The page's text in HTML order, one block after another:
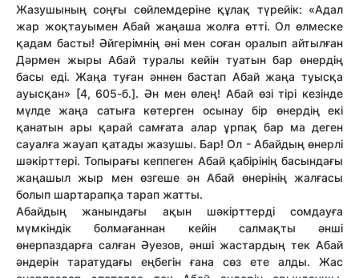
Жазушының соңғы сөйлемдеріне құлақ түрейік: «Адал
жар жоқтауымен Абай жаңаша жолға өтті. Ол өлмеске
қадам басты! Әйгерімнің әні мен соған оралып айтылған
Дәрмен жыры Абай туралы кейін туатын бар өнердің
басы еді. Жаңа туған әннен бастап Абай жаңа туысқа
ауысқан» [4, 605-б.]. Ән мен өлең! Абай өзі тірі кезінде
мүлде жаңа сатыға көтерген осынау бір өнердің екі
қанатын ары қарай самғата алар ұрпақ бар ма деген
сауалға жауап қатады жазушы. Бар! Ол - Абайдың өнерлі
шәкірттері. Топырағы кеппеген Абай қабірінің басындағы
жаңашыл жыр мен өзгеше ән Абай өнерінің жалғасы
болып шартарапқа тарап жатты.
Абайдың жанындағы ақын шәкірттерді сомдауға
мүмкіндік болмағаннан кейін салмақты әнші
өнерпаздарға салған Әуезов, әнші жастардың тек Абай
әндерін таратудағы еңбегін ғана сөз ете алды. Жас